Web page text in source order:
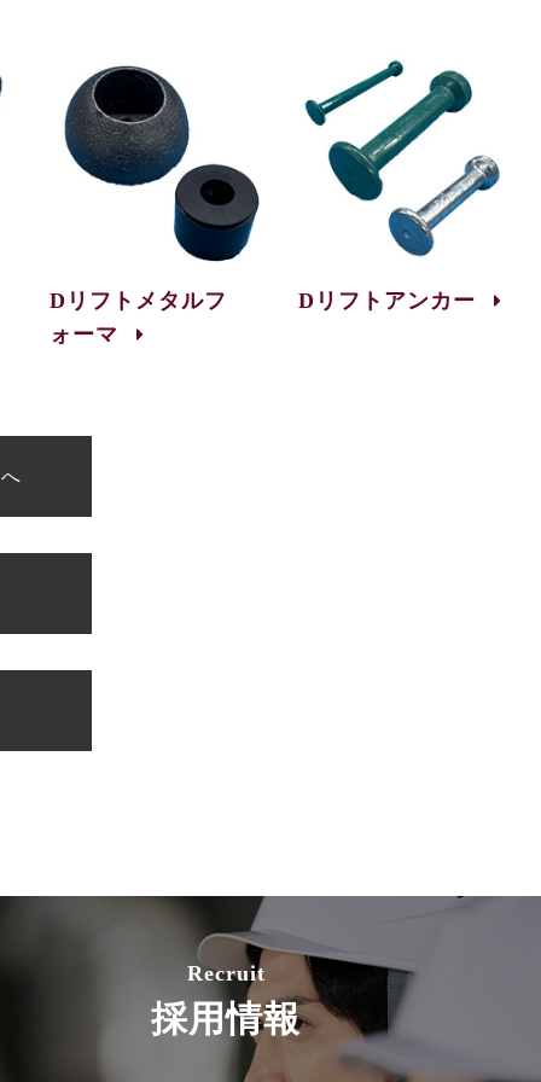
Dリフトメタルフ
ォーマ
Dリフトアンカー
Recruit
採用情報